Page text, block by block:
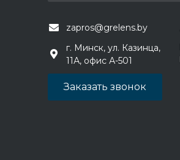
zapros@grelens.by
г. Минск, ул. Казинца,
11А, офис А-501
Заказать звонок